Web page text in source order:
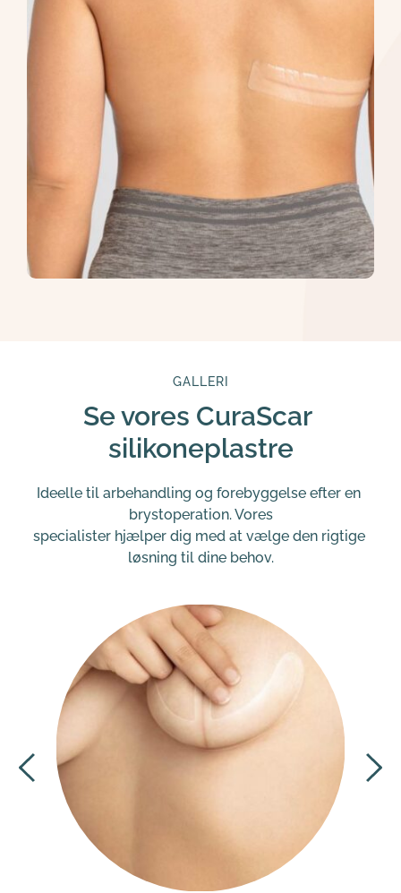
GALLERI
Se vores CuraScar
silikoneplastre
Ideelle til arbehandling og forebyggelse efter en
brystoperation. Vores
specialister hjælper dig med at vælge den rigtige
løsning til dine behov.